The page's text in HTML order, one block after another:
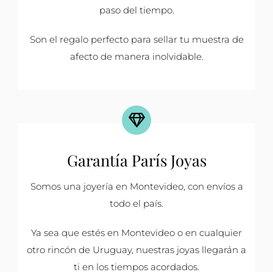
paso del tiempo.
Son el regalo perfecto para sellar tu muestra de
afecto de manera inolvidable.
Garantía París Joyas
Somos una joyería en Montevideo, con envíos a
todo el país.
Ya sea que estés en Montevideo o en cualquier
otro rincón de Uruguay, nuestras joyas llegarán a
ti en los tiempos acordados.